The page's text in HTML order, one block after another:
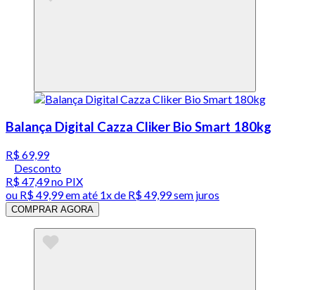
Balança Digital Cazza Cliker Bio Smart 180kg
R$ 69,99
Desconto
R$ 47,49no PIX
ou R$ 49,99em até 1x de R$ 49,99sem juros
COMPRAR AGORA